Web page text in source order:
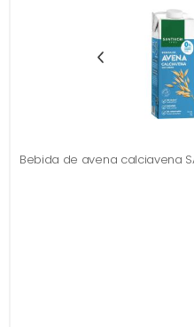
Bebida de avena calciavena